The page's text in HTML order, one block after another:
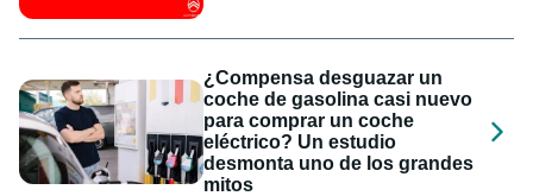
¿Compensa desguazar un
coche de gasolina casi nuevo
para comprar un coche
eléctrico? Un estudio
desmonta uno de los grandes
mitos